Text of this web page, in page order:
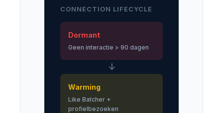
CONNECTION LIFECYCLE
Dormant
Geen interactie > 90 dagen
↓
Warming
Like Batcher +
profielbezoeken